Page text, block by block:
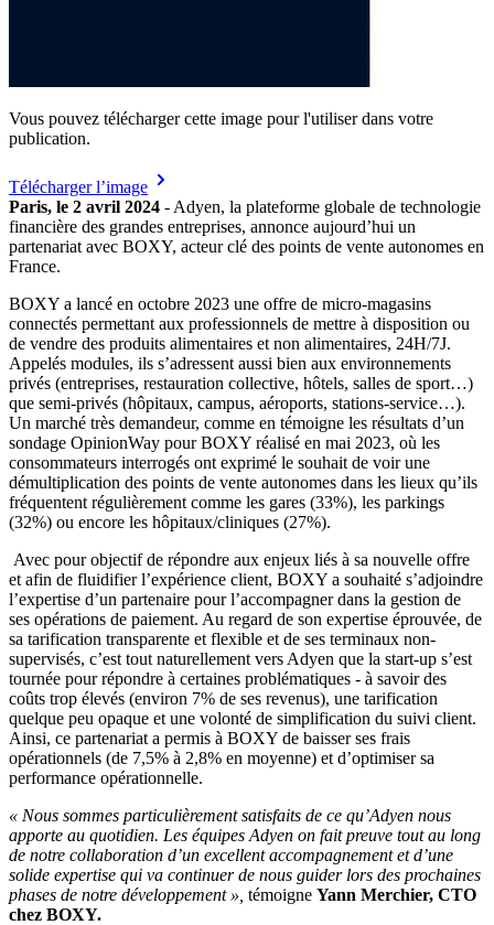
Vous pouvez télécharger cette image pour l'utiliser dans votre
publication.
Télécharger l’image
Paris, le 2 avril 2024 - Adyen, la plateforme globale de technologie
financière des grandes entreprises, annonce aujourd’hui un
partenariat avec BOXY, acteur clé des points de vente autonomes en
France.
BOXY a lancé en octobre 2023 une offre de micro-magasins
connectés permettant aux professionnels de mettre à disposition ou
de vendre des produits alimentaires et non alimentaires, 24H/7J.
Appelés modules, ils s’adressent aussi bien aux environnements
privés (entreprises, restauration collective, hôtels, salles de sport…)
que semi-privés (hôpitaux, campus, aéroports, stations-service…).
Un marché très demandeur, comme en témoigne les résultats d’un
sondage OpinionWay pour BOXY réalisé en mai 2023, où les
consommateurs interrogés ont exprimé le souhait de voir une
démultiplication des points de vente autonomes dans les lieux qu’ils
fréquentent régulièrement comme les gares (33%), les parkings
(32%) ou encore les hôpitaux/cliniques (27%).
Avec pour objectif de répondre aux enjeux liés à sa nouvelle offre
et afin de fluidifier l’expérience client, BOXY a souhaité s’adjoindre
l’expertise d’un partenaire pour l’accompagner dans la gestion de
ses opérations de paiement. Au regard de son expertise éprouvée, de
sa tarification transparente et flexible et de ses terminaux non-
supervisés, c’est tout naturellement vers Adyen que la start-up s’est
tournée pour répondre à certaines problématiques - à savoir des
coûts trop élevés (environ 7% de ses revenus), une tarification
quelque peu opaque et une volonté de simplification du suivi client.
Ainsi, ce partenariat a permis à BOXY de baisser ses frais
opérationnels (de 7,5% à 2,8% en moyenne) et d’optimiser sa
performance opérationnelle.
« Nous sommes particulièrement satisfaits de ce qu’Adyen nous
apporte au quotidien. Les équipes Adyen on fait preuve tout au long
de notre collaboration d’un excellent accompagnement et d’une
solide expertise qui va continuer de nous guider lors des prochaines
phases de notre développement », témoigne Yann Merchier, CTO
chez BOXY.